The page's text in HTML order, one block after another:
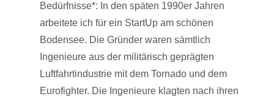
Bedürfnisse*: In den späten 1990er Jahren
arbeitete ich für ein StartUp am schönen
Bodensee. Die Gründer waren sämtlich
Ingenieure aus der militärisch geprägten
Luftfahrtindustrie mit dem Tornado und dem
Eurofighter. Die Ingenieure klagten nach ihren